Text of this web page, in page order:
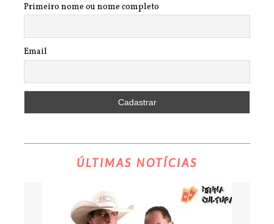
Primeiro nome ou nome completo
Email
ÚLTIMAS NOTÍCIAS